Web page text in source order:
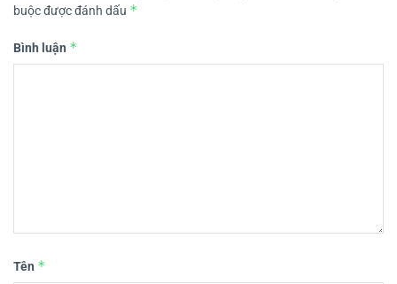
buộc được đánh dấu *
Bình luận *
Tên *